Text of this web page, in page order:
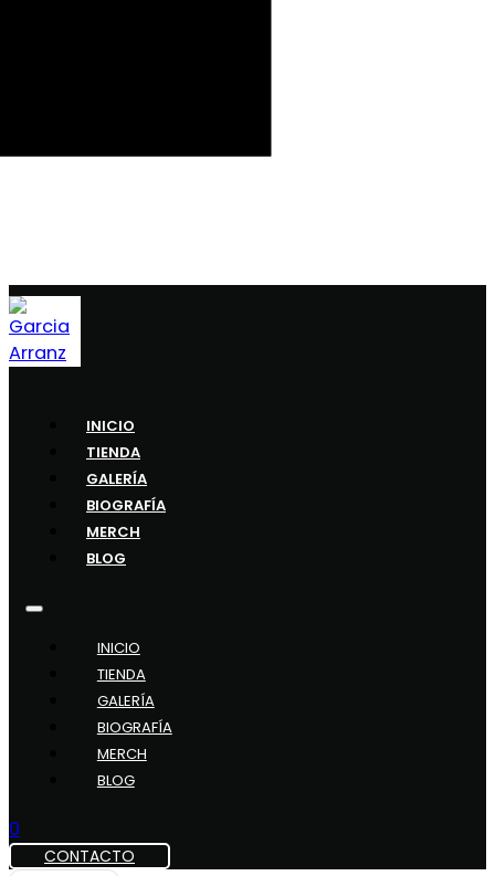
INICIO
TIENDA
GALERÍA
BIOGRAFÍA
MERCH
BLOG
INICIO
TIENDA
GALERÍA
BIOGRAFÍA
MERCH
BLOG
0
CONTACTO